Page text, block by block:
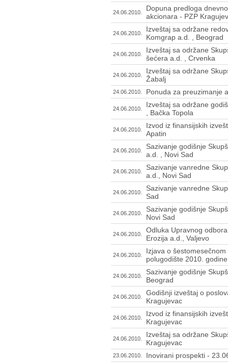
24.06.2010.
Dopuna predloga
akcionara - PZP
24.06.2010.
Izveštaj sa održane
Komgrap a.d. , Beograd
24.06.2010.
Izveštaj sa održane
šećera a.d. , Crvenka
24.06.2010.
Izveštaj sa održane
Žabalj
24.06.2010. Ponuda za preuzimanje
24.06.2010.
Izveštaj sa održane
, Bačka Topola
24.06.2010.
Izvod iz finansijskih
Apatin
24.06.2010.
Sazivanje godišnje
a.d. , Novi Sad
24.06.2010.
Sazivanje vanredne
a.d., Novi Sad
24.06.2010.
Sazivanje vanredne
Sad
24.06.2010.
Sazivanje godišnje
Novi Sad
24.06.2010.
Odluka Upravnog
Erozija a.d., Valjevo
24.06.2010.
Izjava o
polugodište 2010.
24.06.2010.
Sazivanje godišnje
Beograd
24.06.2010.
Godišnji izveštaj o
Kragujevac
24.06.2010.
Izvod iz finansijskih
Kragujevac
24.06.2010.
Izveštaj sa održane
Kragujevac
23.06.2010. Inovirani prospekti -